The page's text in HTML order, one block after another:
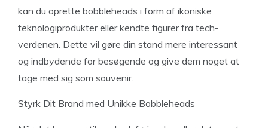
kan du oprette bobbleheads i form af ikoniske
teknologiprodukter eller kendte figurer fra tech-
verdenen. Dette vil gøre din stand mere interessant
og indbydende for besøgende og give dem noget at
tage med sig som souvenir.
Styrk Dit Brand med Unikke Bobbleheads